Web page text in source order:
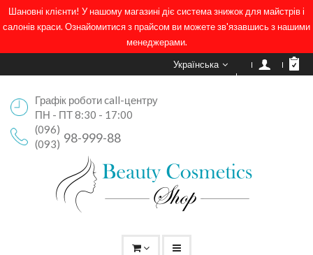
Шановні клієнти! У нашому магазині діє система знижок для майстрів і
салонів краси. Ознайомитися з прайсом ви можете зв'язавшись з нашими
менеджерами.
Українська
Графік роботи call-центру
ПН - ПТ 8:30 - 17:00
(096)
98-999-88
(093)